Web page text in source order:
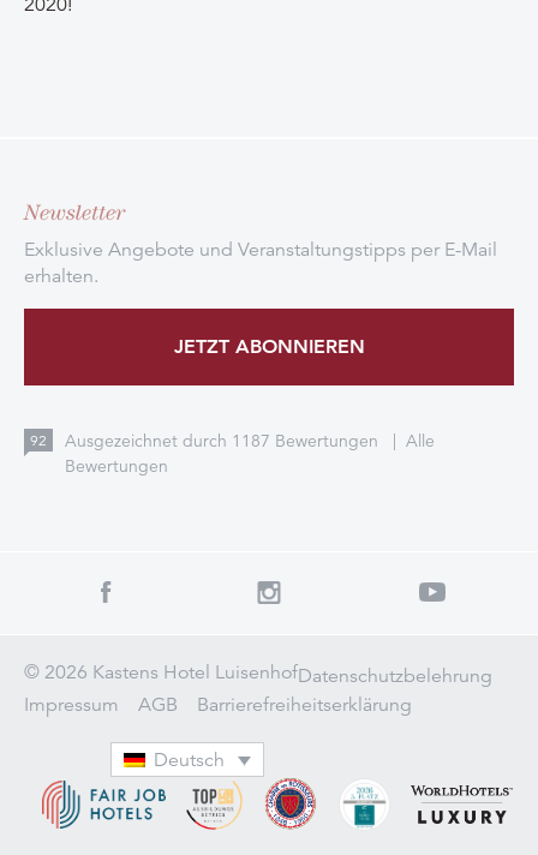
2020!
Newsletter
Exklusive Angebote und Veranstaltungstipps per E-Mail
erhalten.
JETZT ABONNIEREN
92 Ausgezeichnet durch 1187 Bewertungen | Alle
Bewertungen
© 2026 Kastens Hotel LuisenhofDatenschutzbelehrung
Impressum
AGB Barrierefreiheitserklärung
Deutsch